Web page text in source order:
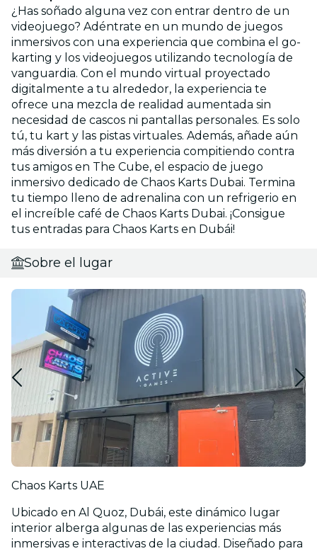
¿Has soñado alguna vez con entrar dentro de un
videojuego? Adéntrate en un mundo de juegos
inmersivos con una experiencia que combina el go-
karting y los videojuegos utilizando tecnología de
vanguardia. Con el mundo virtual proyectado
digitalmente a tu alrededor, la experiencia te
ofrece una mezcla de realidad aumentada sin
necesidad de cascos ni pantallas personales. Es solo
tú, tu kart y las pistas virtuales. Además, añade aún
más diversión a tu experiencia compitiendo contra
tus amigos en The Cube, el espacio de juego
inmersivo dedicado de Chaos Karts Dubai. Termina
tu tiempo lleno de adrenalina con un refrigerio en
el increíble café de Chaos Karts Dubai. ¡Consigue
tus entradas para Chaos Karts en Dubái!
Sobre el lugar
Chaos Karts UAE
Ubicado en Al Quoz, Dubái, este dinámico lugar
interior alberga algunas de las experiencias más
inmersivas e interactivas de la ciudad. Diseñado para